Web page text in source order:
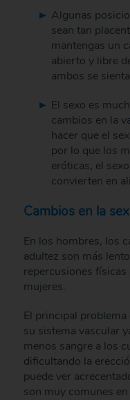
Algunas
sean tan
mantengas un
abierto y libre
ambos se
El sexo es
cambios en la
hacer que el
por lo que los
eróticas, el
convierten en
Cambios en la
En los hombres, los
adultez son más
repercusiones físicas
mujeres.
El principal
su sistema vascular
menos sangre a los
dificultando la
puede ver
son muy comunes